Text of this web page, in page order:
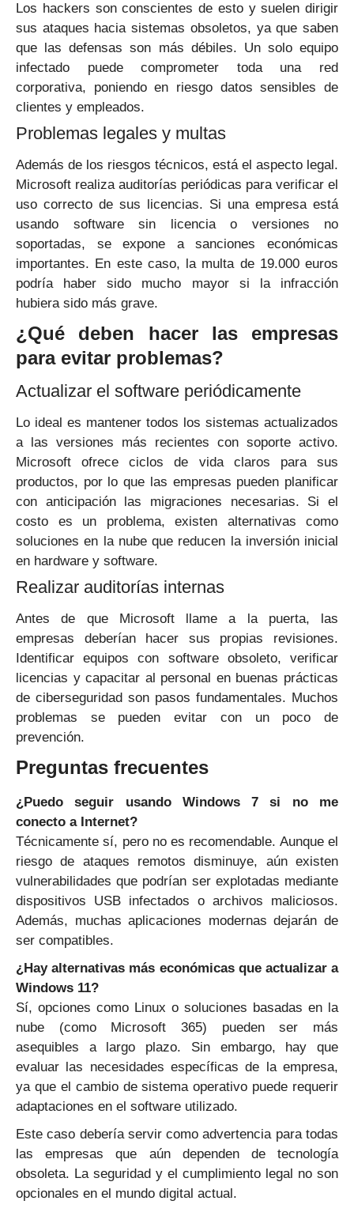
Los hackers son conscientes de esto y suelen dirigir
sus ataques hacia sistemas obsoletos, ya que saben
que las defensas son más débiles. Un solo equipo
infectado puede comprometer toda una red
corporativa, poniendo en riesgo datos sensibles de
clientes y empleados.
Problemas legales y multas
Además de los riesgos técnicos, está el aspecto legal.
Microsoft realiza auditorías periódicas para verificar el
uso correcto de sus licencias. Si una empresa está
usando software sin licencia o versiones no
soportadas, se expone a sanciones económicas
importantes. En este caso, la multa de 19.000 euros
podría haber sido mucho mayor si la infracción
hubiera sido más grave.
¿Qué deben hacer las empresas
para evitar problemas?
Actualizar el software periódicamente
Lo ideal es mantener todos los sistemas actualizados
a las versiones más recientes con soporte activo.
Microsoft ofrece ciclos de vida claros para sus
productos, por lo que las empresas pueden planificar
con anticipación las migraciones necesarias. Si el
costo es un problema, existen alternativas como
soluciones en la nube que reducen la inversión inicial
en hardware y software.
Realizar auditorías internas
Antes de que Microsoft llame a la puerta, las
empresas deberían hacer sus propias revisiones.
Identificar equipos con software obsoleto, verificar
licencias y capacitar al personal en buenas prácticas
de ciberseguridad son pasos fundamentales. Muchos
problemas se pueden evitar con un poco de
prevención.
Preguntas frecuentes
¿Puedo seguir usando Windows 7 si no me
conecto a Internet?
Técnicamente sí, pero no es recomendable. Aunque el
riesgo de ataques remotos disminuye, aún existen
vulnerabilidades que podrían ser explotadas mediante
dispositivos USB infectados o archivos maliciosos.
Además, muchas aplicaciones modernas dejarán de
ser compatibles.
¿Hay alternativas más económicas que actualizar a
Windows 11?
Sí, opciones como Linux o soluciones basadas en la
nube (como Microsoft 365) pueden ser más
asequibles a largo plazo. Sin embargo, hay que
evaluar las necesidades específicas de la empresa,
ya que el cambio de sistema operativo puede requerir
adaptaciones en el software utilizado.
Este caso debería servir como advertencia para todas
las empresas que aún dependen de tecnología
obsoleta. La seguridad y el cumplimiento legal no son
opcionales en el mundo digital actual.